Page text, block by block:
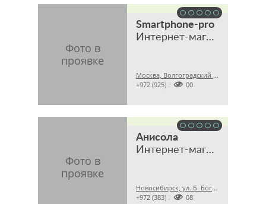
Smartphone-pro
Интернет-магазин оригинальной техники и аксессуаров
Москва, Волгоградский проспект, 32, корпус 8, ТЦ "Технохолл", павильон D-8

+972 (925) 3941200
Анисола
Интернет-магазин мебели
Новосибирск, ул. Б. Богаткова, 210/1, этаж 6, офис 608 (Торговый центр «Golden Field»)

+972 (383) 2079008